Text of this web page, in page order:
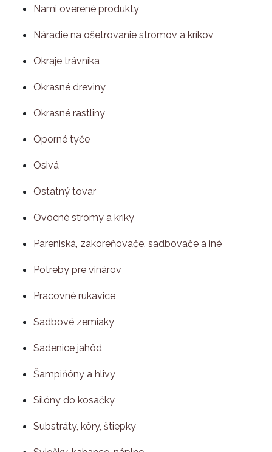
Nami overené produkty
Náradie na ošetrovanie stromov a kríkov
Okraje trávnika
Okrasné dreviny
Okrasné rastliny
Oporné tyče
Osivá
Ostatný tovar
Ovocné stromy a kríky
Pareniská, zakoreňovače, sadbovače a iné
Potreby pre vinárov
Pracovné rukavice
Sadbové zemiaky
Sadenice jahôd
Šampiňóny a hlivy
Silóny do kosačky
Substráty, kôry, štiepky